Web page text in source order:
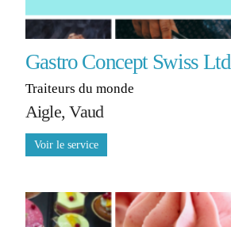
Gastro Concept Swiss Ltd
Traiteurs du monde
Aigle, Vaud